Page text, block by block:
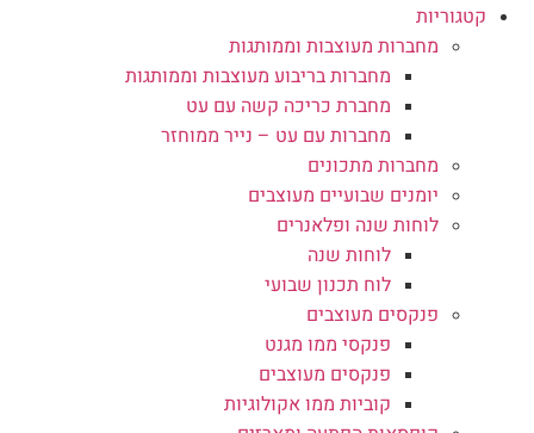
קטגוריות
מחברות מעוצבות וממותגות
מחברות בריבוע מעוצבות וממותגות
מחברת כריכה קשה עם עט
מחברות עם עט – נייר ממוחזר
מחברות מתכונים
יומנים שבועיים מעוצבים
לוחות שנה ופלאנרים
לוחות שנה
לוח תכנון שבועי
פנקסים מעוצבים
פנקסי ממו מגנט
פנקסים מעוצבים
קוביות ממו אקולוגיות